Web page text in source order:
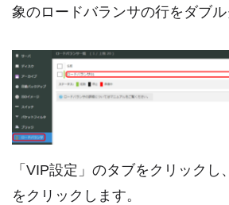
象のロードバランサの行をダブル
「VIP設定」のタブをクリックし
をクリックします。